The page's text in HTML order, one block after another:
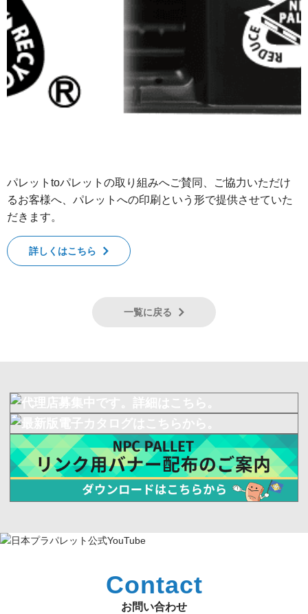
パレットtoパレットの取り組みへご賛同、ご協力いただけ
るお客様へ、パレットへの印刷という形で提供させていた
だきます。
詳しくはこちら
一覧に戻る
Contact
お問い合わせ